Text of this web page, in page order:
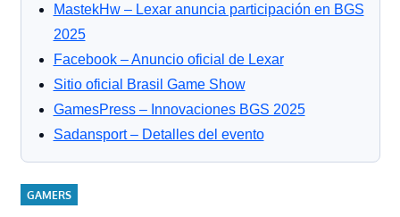
MastekHw – Lexar anuncia participación en BGS
2025
Facebook – Anuncio oficial de Lexar
Sitio oficial Brasil Game Show
GamesPress – Innovaciones BGS 2025
Sadansport – Detalles del evento
GAMERS